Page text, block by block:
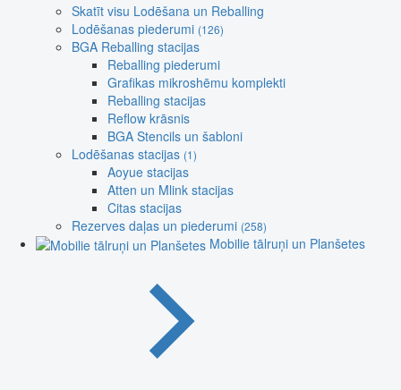
Skatīt visu Lodēšana un Reballing
Lodēšanas piederumi (126)
BGA Reballing stacijas
Reballing piederumi
Grafikas mikroshēmu komplekti
Reballing stacijas
Reflow krāsnis
BGA Stencils un šabloni
Lodēšanas stacijas (1)
Aoyue stacijas
Atten un Mlink stacijas
Citas stacijas
Rezerves daļas un piederumi (258)
Mobilie tālruņi un Planšetes